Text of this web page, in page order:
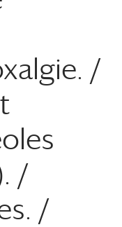
/
/
/